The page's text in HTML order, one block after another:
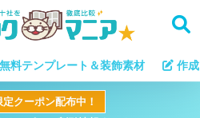
無料テンプレート＆装飾素材 作
クーポン配布中！